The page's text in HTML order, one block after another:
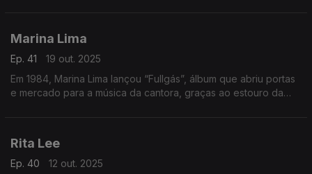
Marina Lima
Ep. 41
19 out. 2025
Em 1984, Marina Lima lançou “Fullgás”, álbum que abriu portas
e mercado para a música da cantora, graças ao estouro da
Rita Lee
Ep. 40
12 out. 2025